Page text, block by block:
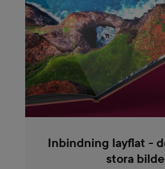
Inbindning layflat -
stora